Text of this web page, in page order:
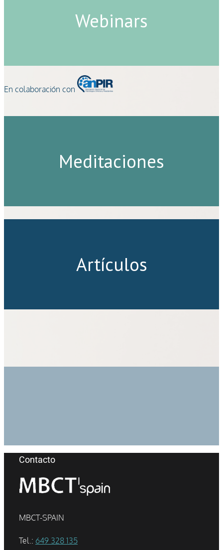
Webinars
En colaboración con
Meditaciones
Artículos
Contacto
MBCT-SPAIN
Tel.: 649 328 135